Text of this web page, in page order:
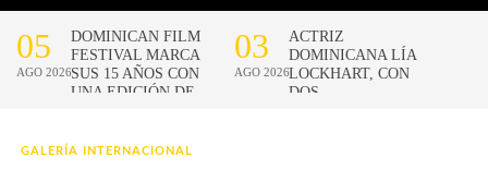
GALERÍA INTERNACIONAL